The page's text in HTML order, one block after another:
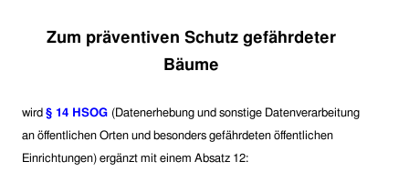
Zum präventiven Schutz gefährdeter
Bäume
wird § 14 HSOG ( Datenerhebung und sonstige Datenverarbeitung
an öffentlichen Orten und besonders gefährdeten öffentlichen
Einrichtungen) ergänzt mit einem Absatz 12: